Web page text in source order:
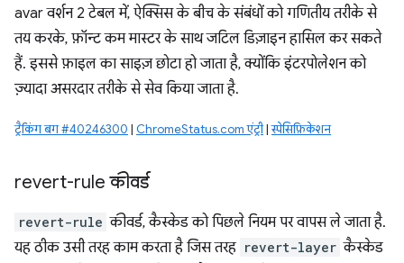
avar वर्शन 2 टेबल में, ऐक्सिस के बीच के संबंधों को गणितीय तरीके से
तय करके, फ़ॉन्ट कम मास्टर के साथ जटिल डिज़ाइन हासिल कर सकते
हैं. इससे फ़ाइल का साइज़ छोटा हो जाता है, क्योंकि इंटरपोलेशन को
ज़्यादा असरदार तरीके से सेव किया जाता है.
ट्रैकिंग बग #40246300 | ChromeStatus.com एंट्री|स्पेसिफ़िकेशन
revert-rule कीवर्ड
revert-rule कीवर्ड, कैस्केड को पिछले नियम पर वापस ले जाता है.
यह ठीक उसी तरह काम करता है जिस तरह revert-layer कैस्केड